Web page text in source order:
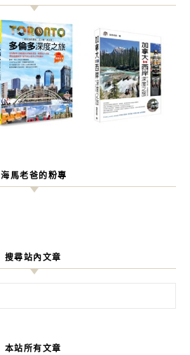
海馬老爸的粉專
搜尋站內文章
本站所有文章